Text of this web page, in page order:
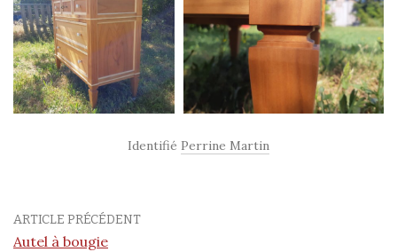
Identifié Perrine Martin
ARTICLE PRÉCÉDENT
Autel à bougie